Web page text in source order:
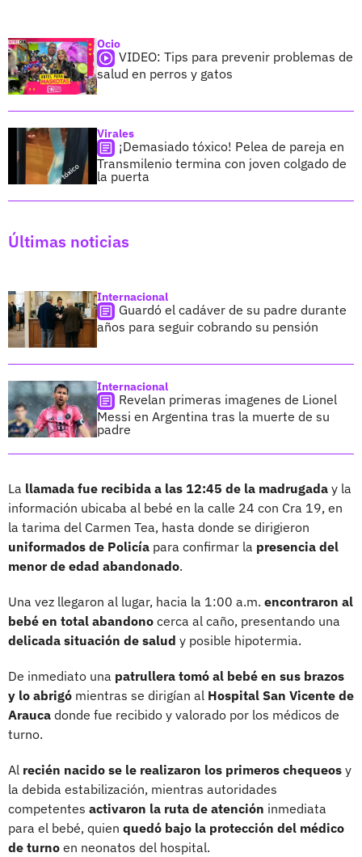
Ocio
VIDEO: Tips para prevenir problemas de
salud en perros y gatos
Virales
¡Demasiado tóxico! Pelea de pareja en
Transmilenio termina con joven colgado de
la puerta
Últimas noticias
Internacional
Guardó el cadáver de su padre durante
años para seguir cobrando su pensión
Internacional
Revelan primeras imagenes de Lionel
Messi en Argentina tras la muerte de su
padre
La llamada fue recibida a las 12:45 de la madrugada y la
información ubicaba al bebé en la calle 24 con Cra 19, en
la tarima del Carmen Tea, hasta donde se dirigieron
uniformados de Policía para confirmar la presencia del
menor de edad abandonado.
Una vez llegaron al lugar, hacia la 1:00 a.m. encontraron al
bebé en total abandono cerca al caño, presentando una
delicada situación de salud y posible hipotermia.
De inmediato una patrullera tomó al bebé en sus brazos
y lo abrigó mientras se dirigían al Hospital San Vicente de
Arauca donde fue recibido y valorado por los médicos de
turno.
Al recién nacido se le realizaron los primeros chequeos y
la debida estabilización, mientras autoridades
competentes activaron la ruta de atención inmediata
para el bebé, quien quedó bajo la protección del médico
de turno en neonatos del hospital.